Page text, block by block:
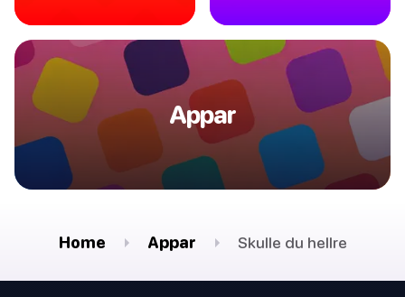
Appar
Home Appar Skulle du hellre